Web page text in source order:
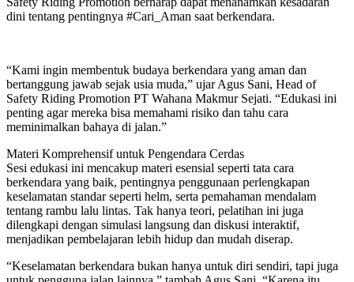
dini tentang pentingnya #Cari_Aman saat berkendara.
“Kami ingin membentuk budaya berkendara yang aman dan
bertanggung jawab sejak usia muda,” ujar Agus Sani, Head of
Safety Riding Promotion PT Wahana Makmur Sejati. “Edukasi ini
penting agar mereka bisa memahami risiko dan tahu cara
meminimalkan bahaya di jalan.”
Materi Komprehensif untuk Pengendara Cerdas
Sesi edukasi ini mencakup materi esensial seperti tata cara
berkendara yang baik, pentingnya penggunaan perlengkapan
keselamatan standar seperti helm, serta pemahaman mendalam
tentang rambu lalu lintas. Tak hanya teori, pelatihan ini juga
dilengkapi dengan simulasi langsung dan diskusi interaktif,
menjadikan pembelajaran lebih hidup dan mudah diserap.
“Keselamatan berkendara bukan hanya untuk diri sendiri, tapi juga